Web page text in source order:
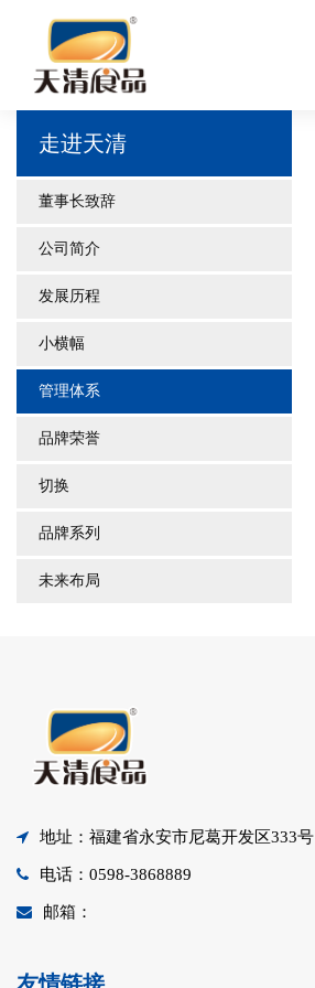
走进天清
董事长致辞
公司简介
发展历程
小横幅
管理体系
品牌荣誉
切换
品牌系列
未来布局
地址：福建省永安市尼葛开发区333号
电话：0598-3868889
邮箱：